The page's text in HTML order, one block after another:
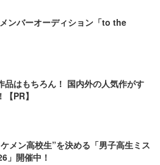
ンバーオーディション「to the
品はもちろん！ 国内外の人気作がす
PR】
メン高校生”を決める「男子高生ミス
」開催中！